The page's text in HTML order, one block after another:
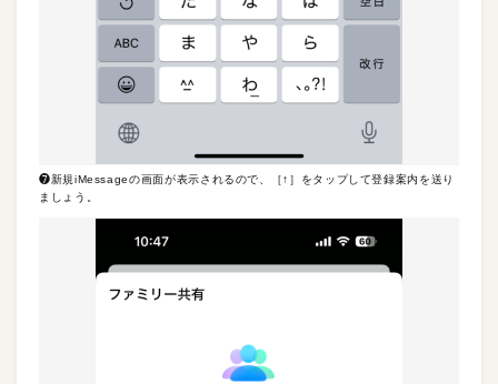
❼新規iMessageの画面が表示されるので、［↑］をタップして登録案内を送り
ましょう。